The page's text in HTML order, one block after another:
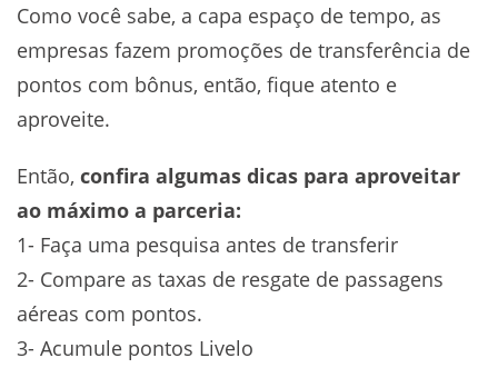
Como você sabe, a capa espaço de tempo, as
empresas fazem promoções de transferência de
pontos com bônus, então, fique atento e
aproveite.
Então, confira algumas dicas para aproveitar
ao máximo a parceria:
1- Faça uma pesquisa antes de transferir
2- Compare as taxas de resgate de passagens
aéreas com pontos.
3- Acumule pontos Livelo